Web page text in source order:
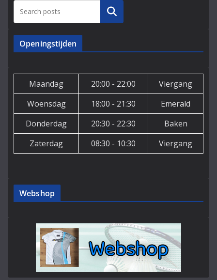
Zoeken
Openingstijden
Maandag 20:00 - 22:00
Viergang
Woensdag
18:00 - 21:30
Emerald
Donderdag
20:30 - 22:30
Baken
Zaterdag
08:30 - 10:30 Viergang
Webshop